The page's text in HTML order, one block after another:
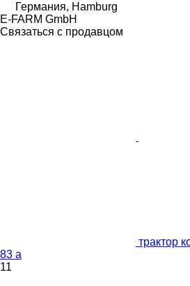
Германия, Hamburg
E-FARM GmbH
Связаться с продавцом
трактор
83 a
11